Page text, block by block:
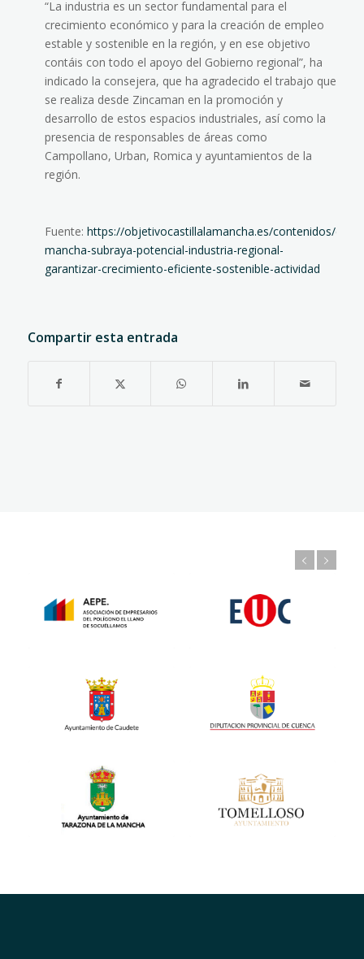
“La industria es un sector fundamental para el
crecimiento económico y para la creación de empleo
estable y sostenible en la región, y en ese objetivo
contáis con todo el apoyo del Gobierno regional”, ha
indicado la consejera, que ha agradecido el trabajo que
se realiza desde Zincaman en la promoción y
desarrollo de estos espacios industriales, así como la
presencia de responsables de áreas como
Campollano, Urban, Romica y ayuntamientos de la
región.
Fuente: https://objetivocastillalamancha.es/contenidos/
mancha-subraya-potencial-industria-regional-
garantizar-crecimiento-eficiente-sostenible-actividad
Compartir esta entrada